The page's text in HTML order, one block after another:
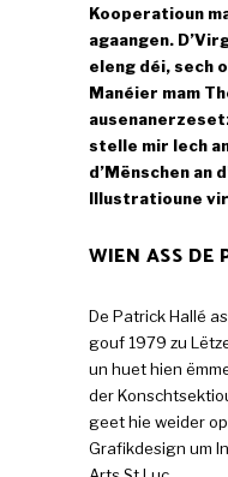
Kooperatioun
agaangen.
eleng déi, sech
Manéier mam
stelle mir Iech
d’Mënschen an
Illustratioune
WIEN ASS DE
De Patrick Hallé
gouf 1979 zu
un huet hien
der
geet hie weider
Grafikdesign um